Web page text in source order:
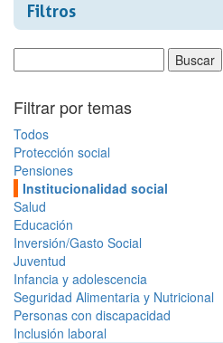
Filtros
Filtrar por temas
Todos
Protección social
Pensiones
Institucionalidad social
Salud
Educación
Inversión/Gasto Social
Juventud
Infancia y adolescencia
Seguridad Alimentaria y Nutricional
Personas con discapacidad
Inclusión laboral